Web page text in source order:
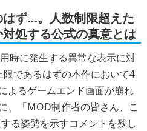
はず…。人数制限超えた
処する公式の真意とは
時に発生する異常な表示に対
であるはずの本作において4
よるゲームエンド画面が崩れ
、「MOD制作者の皆さん、こ
る姿勢を示すコメントを残し